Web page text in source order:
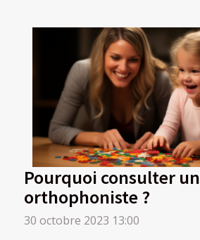
Pourquoi consulter un
orthophoniste ?
30 octobre 2023 13:00